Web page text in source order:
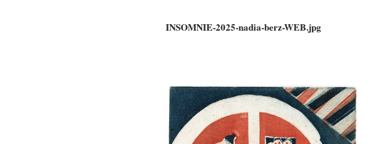
INSOMNIE-2025-nadia-berz-WEB.jpg